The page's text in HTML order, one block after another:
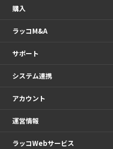
購入
ラッコM&A
サポート
システム連携
アカウント
運営情報
ラッコWebサービス